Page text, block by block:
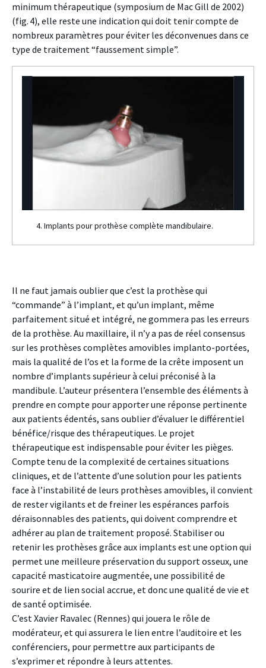
minimum thérapeutique (symposium de Mac Gill de 2002)
(fig. 4), elle reste une indication qui doit tenir compte de
nombreux paramètres pour éviter les déconvenues dans ce
type de traitement “faussement simple”.
4. Implants pour prothèse complète mandibulaire.
Il ne faut jamais oublier que c’est la prothèse qui
“commande” à l’implant, et qu’un implant, même
parfaitement situé et intégré, ne gommera pas les erreurs
de la prothèse. Au maxillaire, il n’y a pas de réel consensus
sur les prothèses complètes amovibles implanto-portées,
mais la qualité de l’os et la forme de la crête imposent un
nombre d’implants supérieur à celui préconisé à la
mandibule. L’auteur présentera l’ensemble des éléments à
prendre en compte pour apporter une réponse pertinente
aux patients édentés, sans oublier d’évaluer le différentiel
bénéfice/risque des thérapeutiques. Le projet
thérapeutique est indispensable pour éviter les pièges.
Compte tenu de la complexité de certaines situations
cliniques, et de l’attente d’une solution pour les patients
face à l’instabilité de leurs prothèses amovibles, il convient
de rester vigilants et de freiner les espérances parfois
déraisonnables des patients, qui doivent comprendre et
adhérer au plan de traitement proposé. Stabiliser ou
retenir les prothèses grâce aux implants est une option qui
permet une meilleure préservation du support osseux, une
capacité masticatoire augmentée, une possibilité de
sourire et de lien social accrue, et donc une qualité de vie et
de santé optimisée.
C’est Xavier Ravalec (Rennes) qui jouera le rôle de
modérateur, et qui assurera le lien entre l’auditoire et les
conférenciers, pour permettre aux participants de
s’exprimer et répondre à leurs attentes.